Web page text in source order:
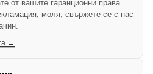
от вашите гаранционни права
моля, свържете се с нас
→